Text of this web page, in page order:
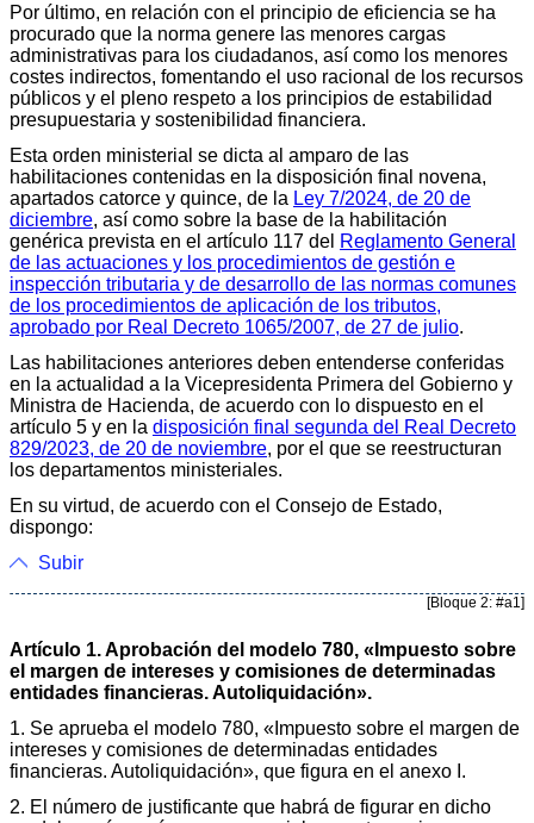
Por último, en relación con el principio de eficiencia se ha
procurado que la norma genere las menores cargas
administrativas para los ciudadanos, así como los menores
costes indirectos, fomentando el uso racional de los recursos
públicos y el pleno respeto a los principios de estabilidad
presupuestaria y sostenibilidad financiera.
Esta orden ministerial se dicta al amparo de las
habilitaciones contenidas en la disposición final novena,
apartados catorce y quince, de la Ley 7/2024, de 20 de
diciembre, así como sobre la base de la habilitación
genérica prevista en el artículo 117 del Reglamento General
de las actuaciones y los procedimientos de gestión e
inspección tributaria y de desarrollo de las normas comunes
de los procedimientos de aplicación de los tributos,
aprobado por Real Decreto 1065/2007, de 27 de julio.
Las habilitaciones anteriores deben entenderse conferidas
en la actualidad a la Vicepresidenta Primera del Gobierno y
Ministra de Hacienda, de acuerdo con lo dispuesto en el
artículo 5 y en la disposición final segunda del Real Decreto
829/2023, de 20 de noviembre, por el que se reestructuran
los departamentos ministeriales.
En su virtud, de acuerdo con el Consejo de Estado,
dispongo:
Subir
[Bloque 2: #a1]
Artículo 1. Aprobación del modelo 780, «Impuesto sobre
el margen de intereses y comisiones de determinadas
entidades financieras. Autoliquidación».
1. Se aprueba el modelo 780, «Impuesto sobre el margen de
intereses y comisiones de determinadas entidades
financieras. Autoliquidación», que figura en el anexo I.
2. El número de justificante que habrá de figurar en dicho